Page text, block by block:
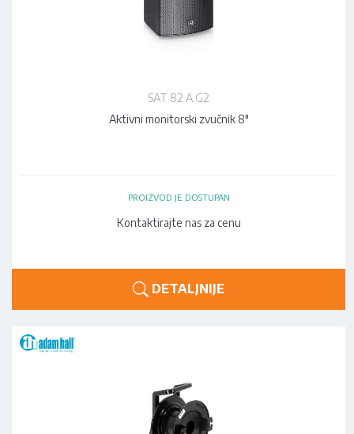
SAT 82 A G2
Aktivni monitorski zvučnik 8"
PROIZVOD JE DOSTUPAN
Kontaktirajte nas za cenu
DETALJNIJE